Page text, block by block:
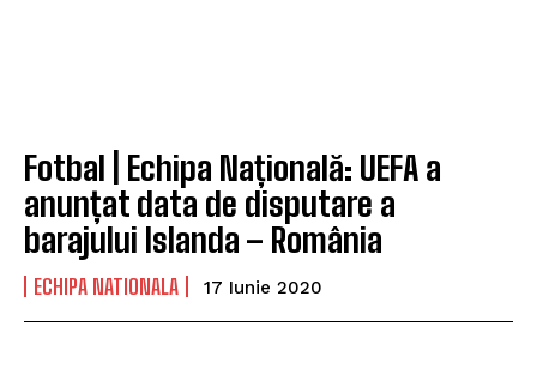
Fotbal | Echipa Națională: UEFA a
anunțat data de disputare a
barajului Islanda – România
ECHIPA NATIONALA 17 Iunie 2020